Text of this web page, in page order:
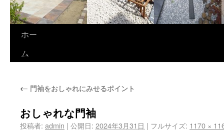
ホー
ム
← 門袖をおしゃれにみせるポイント
おしゃれな門袖
投稿者: admin | 公開日: 2024年3月31日 | フルサイズ: 1170 ×